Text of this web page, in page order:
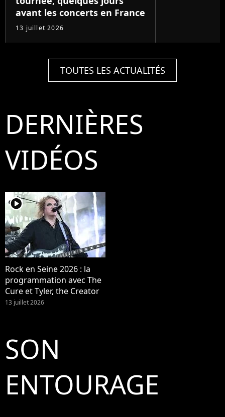
avant les concerts en France
13 juillet 2026
TOUTES LES ACTUALITÉS
DERNIÈRES
VIDÉOS
player2
Rock en Seine 2026 : la
programmation avec The
Cure et Tyler, the Creator
13 juillet 2026
SON
ENTOURAGE